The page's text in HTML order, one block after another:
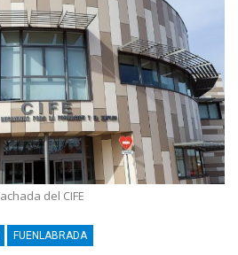
del CIFE
FUENLABRADA